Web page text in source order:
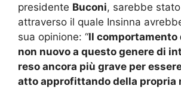
presidente Buconi, sarebbe
attraverso il quale Insinna
sua opinione: “Il comportamento
non nuovo a questo genere di
reso ancora più grave per
atto approfittando della propria